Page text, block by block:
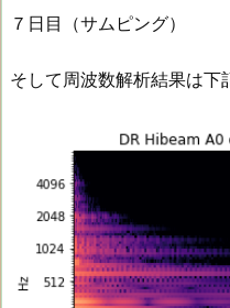
７日目（サムピング）
そして周波数解析結果は下